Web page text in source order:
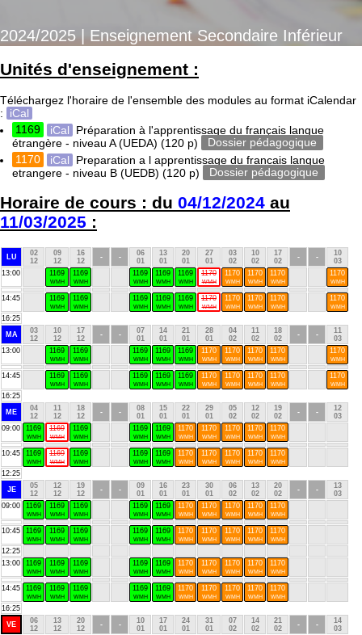
2024/2025 | Enseignement Secondaire Inférieur
Unités d'enseignement :
Téléchargez l'horaire de l'ensemble des modules au format iCalendar
:
iCal
1169
iCal
Préparation à l'apprentissage du français langue
étrangère - niveau A (UEDA) (120 p)
Dossier pédagogique
1170
iCal
Preparation a l apprentissage du francais langue
etrangere - niveau B (UEDB) (120 p) Dossier pédagogique
Horaire de cours : du 04/12/2024 au
11/03/2025 :
LU
02
12
09
12
16
12
- -
06
01
13
01
20
01
27
01
03
02
10
02
17
02
- -
10
03
13:00
1169
WMH
1169
WMH
1169
WMH
1169
WMH
1169
WMH
1170
WMH
1170
WMH
1170
WMH
1170
WMH
1170
WMH
14:45 1169
WMH
1169
WMH
1169
WMH
1169
WMH
1169
WMH
1170
WMH
1170
WMH
1170
WMH
1170
WMH
1170
WMH
16:25
MA
03
12
10
12
17
12
- -
07
01
14
01
21
01
28
01
04
02
11
02
18
02
- -
11
03
13:00
1169
WMH
1169
WMH
1169
WMH
1169
WMH
1169
WMH
1170
WMH
1170
WMH
1170
WMH
1170
WMH
1170
WMH
14:45 1169
WMH
1169
WMH
1169
WMH
1169
WMH
1169
WMH
1170
WMH
1170
WMH
1170
WMH
1170
WMH
1170
WMH
16:25
ME
04
12
11
12
18
12
- -
08
01
15
01
22
01
29
01
05
02
12
02
19
02
- -
12
03
09:00
1169
WMH
1169
WMH
1169
WMH
1169
WMH
1169
WMH
1170
WMH
1170
WMH
1170
WMH
1170
WMH
1170
WMH
10:45 1169
WMH
1169
WMH
1169
WMH
1169
WMH
1169
WMH
1170
WMH
1170
WMH
1170
WMH
1170
WMH
1170
WMH
12:25
JE
05
12
12
12
19
12
- -
09
01
16
01
23
01
30
01
06
02
13
02
20
02
- -
13
03
09:00
1169
WMH
1169
WMH
1169
WMH
1169
WMH
1169
WMH
1170
WMH
1170
WMH
1170
WMH
1170
WMH
1170
WMH
10:45 1169
WMH
1169
WMH
1169
WMH
1169
WMH
1169
WMH
1170
WMH
1170
WMH
1170
WMH
1170
WMH
1170
WMH
12:25
13:00
1169
WMH
1169
WMH
1169
WMH
1169
WMH
1169
WMH
1170
WMH
1170
WMH
1170
WMH
1170
WMH
1170
WMH
14:45 1169
WMH
1169
WMH
1169
WMH
1169
WMH
1169
WMH
1170
WMH
1170
WMH
1170
WMH
1170
WMH
1170
WMH
16:25
VE
06
12
13
12
20
12
- -
10
01
17
01
24
01
31
01
07
02
14
02
21
02
- -
14
03